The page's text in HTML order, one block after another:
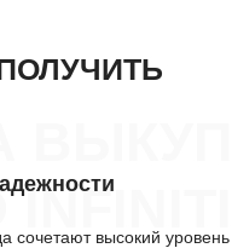
ВЫКУП
сочетают высокий уровень